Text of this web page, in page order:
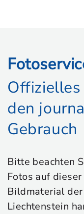
den
Gebrauch
Bitte beachten
Fotos auf
Bildmaterial
Liechtenstein